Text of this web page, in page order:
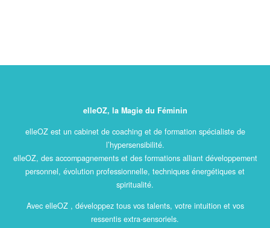
elleOZ, la Magie du Féminin
elleOZ est un cabinet de coaching et de formation spécialiste de
l’hypersensibilité.
elleOZ, des accompagnements et des formations alliant développement
personnel, évolution professionnelle, techniques énergétiques et
spiritualité.
Avec elleOZ , développez tous vos talents, votre intuition et vos
ressentis extra-sensoriels.